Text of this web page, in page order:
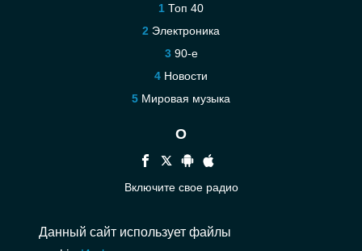
Топ 40
Электроника
90-е
Новости
Мировая музыка
О
Включите свое радио
Связаться
Данный сайт использует файлы